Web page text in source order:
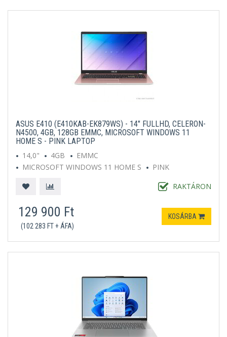
ASUS E410 (E410KAB-EK879WS) - 14" FULLHD, CELERON-
N4500, 4GB, 128GB EMMC, MICROSOFT WINDOWS 11
HOME S - PINK LAPTOP
14,0"
4GB
EMMC
MICROSOFT WINDOWS 11 HOME S
PINK
RAKTÁRON
129 900 Ft
(102 283 FT + ÁFA)
KOSÁRBA